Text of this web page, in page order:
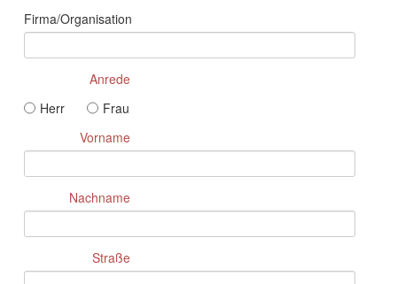
Firma/Organisation
Anrede
Herr
Frau
Vorname
Nachname
Straße